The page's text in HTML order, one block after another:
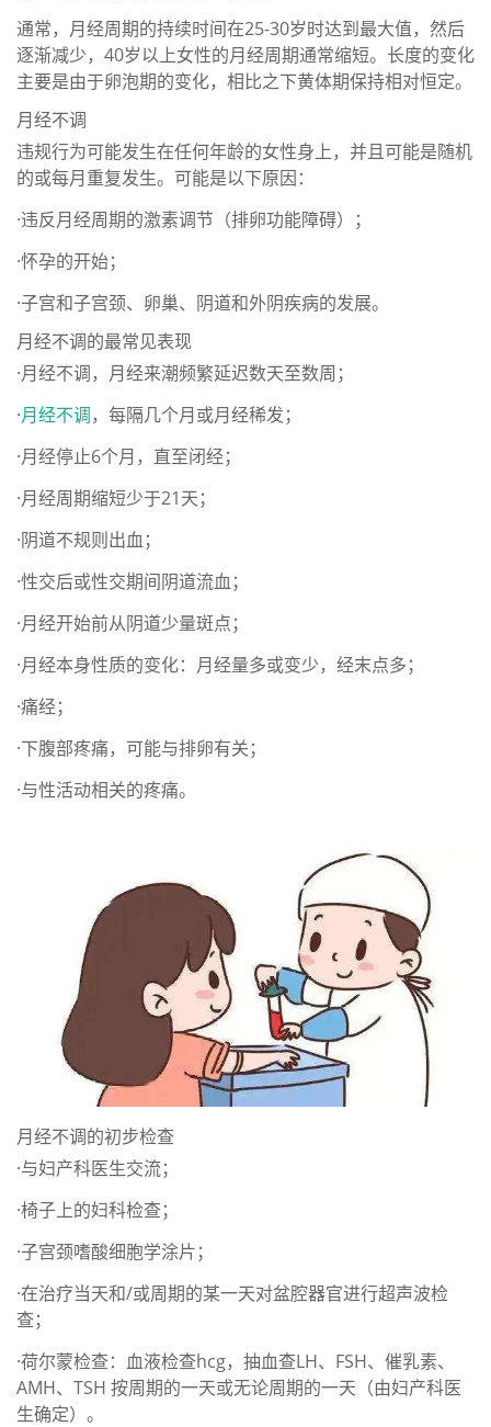
通常，月经周期的持续时间在25-30岁时达到最大值，然后
逐渐减少，40岁以上女性的月经周期通常缩短。长度的变化
主要是由于卵泡期的变化，相比之下黄体期保持相对恒定。
月经不调
违规行为可能发生在任何年龄的女性身上，并且可能是随机
的或每月重复发生。可能是以下原因：
·违反月经周期的激素调节（排卵功能障碍）；
·怀孕的开始；
·子宫和子宫颈、卵巢、阴道和外阴疾病的发展。
月经不调的最常见表现
·月经不调，月经来潮频繁延迟数天至数周；
·月经不调，每隔几个月或月经稀发；
·月经停止6个月，直至闭经；
·月经周期缩短少于21天；
·阴道不规则出血；
·性交后或性交期间阴道流血；
·月经开始前从阴道少量斑点；
·月经本身性质的变化：月经量多或变少，经末点多；
·痛经；
·下腹部疼痛，可能与排卵有关；
·与性活动相关的疼痛。
月经不调的初步检查
·与妇产科医生交流；
·椅子上的妇科检查；
·子宫颈嗜酸细胞学涂片；
·在治疗当天和/或周期的某一天对盆腔器官进行超声波检
查；
·荷尔蒙检查：血液检查hcg，抽血查LH、FSH、催乳素、
AMH、TSH 按周期的一天或无论周期的一天（由妇产科医
生确定）。